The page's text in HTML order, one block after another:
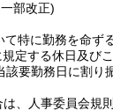
部改正)
特に勤務を命ず
規定する休日及び
要勤務日に割り
、人事委員会規